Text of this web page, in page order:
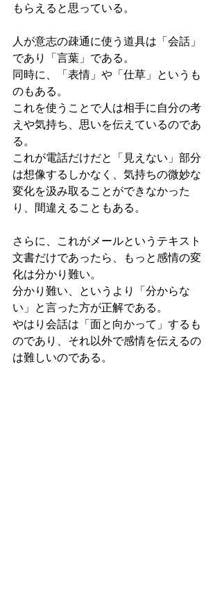
もらえると思っている。
人が意志の疎通に使う道具は「会話」
であり「言葉」である。
同時に、「表情」や「仕草」というも
のもある。
これを使うことで人は相手に自分の考
えや気持ち、思いを伝えているのであ
る。
これが電話だけだと「見えない」部分
は想像するしかなく、気持ちの微妙な
変化を汲み取ることができなかった
り、間違えることもある。
さらに、これがメールというテキスト
文書だけであったら、もっと感情の変
化は分かり難い。
分かり難い、というより「分からな
い」と言った方が正解である。
やはり会話は「面と向かって」するも
のであり、それ以外で感情を伝えるの
は難しいのである。